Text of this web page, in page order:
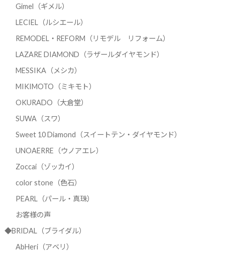
Gimel（ギメル）
LECIEL（ルシエール）
REMODEL・REFORM（リモデル リフォーム）
LAZARE DIAMOND（ラザールダイヤモンド）
MESSIKA（メシカ）
MIKIMOTO（ミキモト）
OKURADO（大倉堂）
SUWA（スワ）
Sweet 10 Diamond（スイートテン・ダイヤモンド）
UNOAERRE（ウノアエレ）
Zoccai（ゾッカイ）
color stone（色石）
PEARL（パール・真珠）
お客様の声
◆BRIDAL（ブライダル）
AbHeri（アベリ）